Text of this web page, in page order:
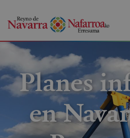
Planes
en